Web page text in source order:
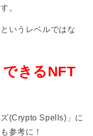
。
いうレベルではな
できるNFT
(Crypto Spells)」に
も参考に！